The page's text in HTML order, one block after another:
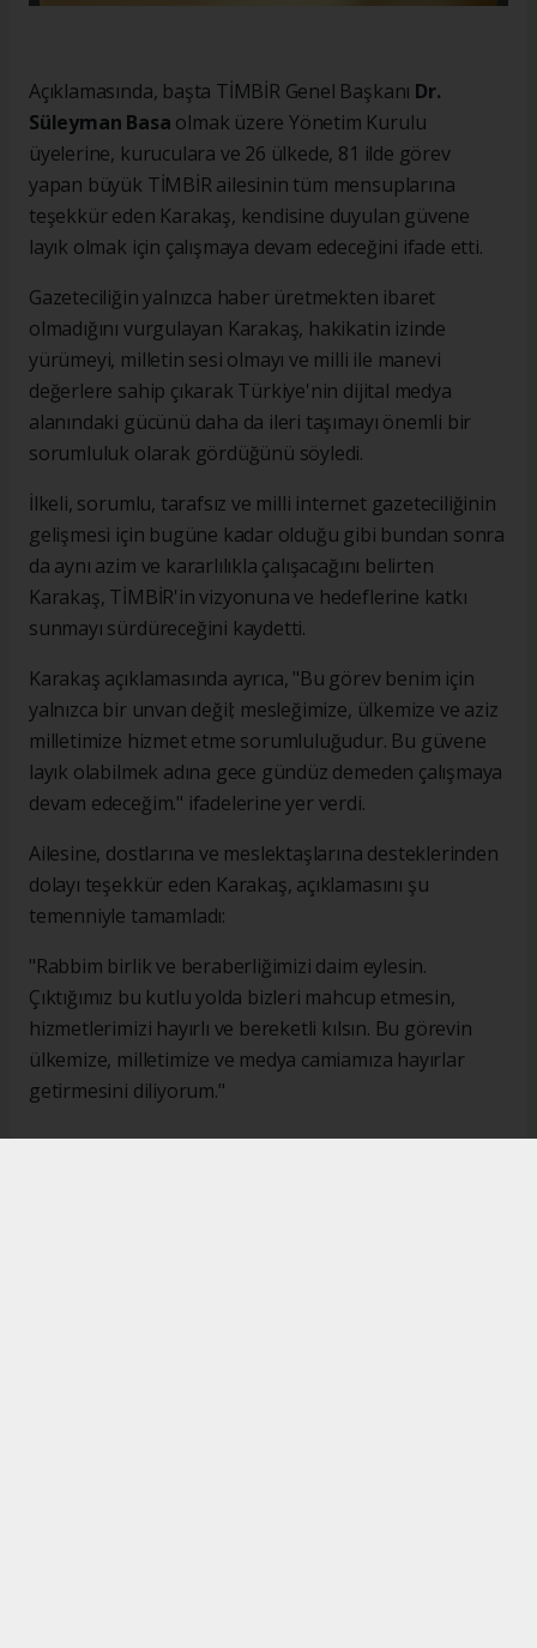
Açıklamasında, başta TİMBİR Genel Başkanı Dr.
Süleyman Basa olmak üzere Yönetim Kurulu
üyelerine, kuruculara ve 26 ülkede, 81 ilde görev
yapan büyük TİMBİR ailesinin tüm mensuplarına
teşekkür eden Karakaş, kendisine duyulan güvene
layık olmak için çalışmaya devam edeceğini ifade etti.
Gazeteciliğin yalnızca haber üretmekten ibaret
olmadığını vurgulayan Karakaş, hakikatin izinde
yürümeyi, milletin sesi olmayı ve milli ile manevi
değerlere sahip çıkarak Türkiye'nin dijital medya
alanındaki gücünü daha da ileri taşımayı önemli bir
sorumluluk olarak gördüğünü söyledi.
İlkeli, sorumlu, tarafsız ve milli internet gazeteciliğinin
gelişmesi için bugüne kadar olduğu gibi bundan sonra
da aynı azim ve kararlılıkla çalışacağını belirten
Karakaş, TİMBİR'in vizyonuna ve hedeflerine katkı
sunmayı sürdüreceğini kaydetti.
Karakaş açıklamasında ayrıca, "Bu görev benim için
yalnızca bir unvan değil; mesleğimize, ülkemize ve aziz
milletimize hizmet etme sorumluluğudur. Bu güvene
layık olabilmek adına gece gündüz demeden çalışmaya
devam edeceğim." ifadelerine yer verdi.
Ailesine, dostlarına ve meslektaşlarına desteklerinden
dolayı teşekkür eden Karakaş, açıklamasını şu
temenniyle tamamladı:
"Rabbim birlik ve beraberliğimizi daim eylesin.
Çıktığımız bu kutlu yolda bizleri mahcup etmesin,
hizmetlerimizi hayırlı ve bereketli kılsın. Bu görevin
ülkemize, milletimize ve medya camiamıza hayırlar
getirmesini diliyorum."